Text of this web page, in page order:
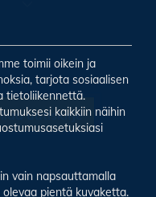
uutiskirje
toimii oikein ja
tarjota sosiaalisen
tietoliikennettä.
kaikkiin näihin
vain napsauttamalla
pientä kuvaketta.